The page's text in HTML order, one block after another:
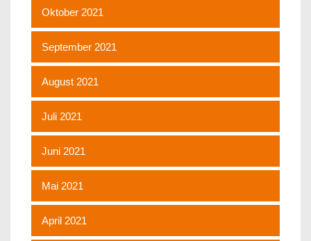
Oktober 2021
September 2021
August 2021
Juli 2021
Juni 2021
Mai 2021
April 2021